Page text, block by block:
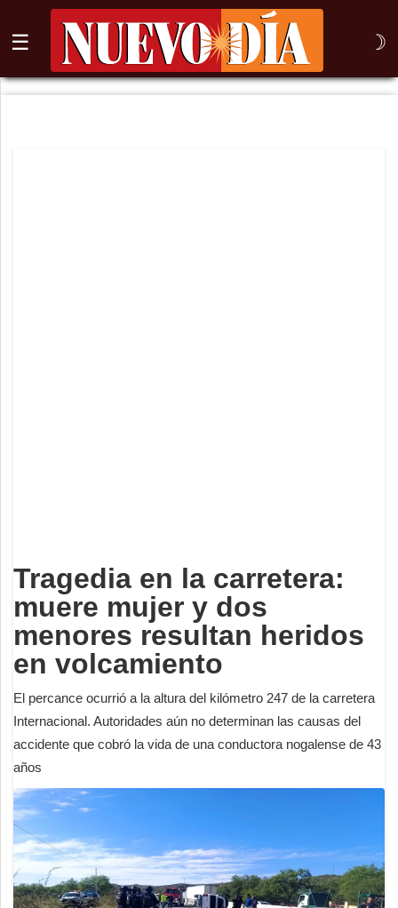
☰ ☽
⌕
Tragedia en la carretera:
muere mujer y dos
menores resultan heridos
en volcamiento
El percance ocurrió a la altura del kilómetro 247 de la carretera
Internacional. Autoridades aún no determinan las causas del
accidente que cobró la vida de una conductora nogalense de 43
años